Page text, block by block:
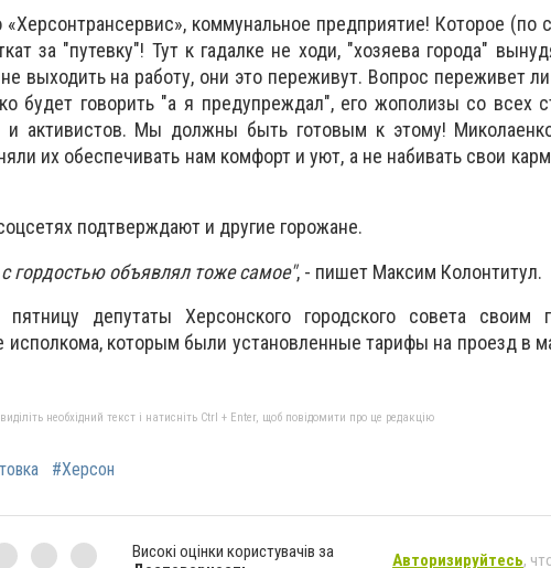
«Херсонтрансервис», коммунальное предприятие! Которое (по
за "путевку"! Тут к гадалке не ходи, "хозяева города"
выходить на работу, они это переживут. Вопрос переживет
будет говорить "а я предупреждал", его жополизы со всех
и активистов. Мы должны быть готовым к этому!
их обеспечивать нам комфорт и уют, а не набивать свои
подтверждают и другие горожане.
гордостью объявлял тоже самое", - пишет Максим Колонтитул.
депутаты Херсонского городского совета своим
которым были установленные тарифы на проезд в
необхідний текст і натисніть Ctrl + Enter, щоб повідомити про це редакцію
#Херсон
Високі оцінки користувачів за
Авторизируйтесь,